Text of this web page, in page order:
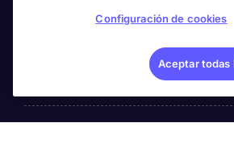
Configuración de cookies
Aceptar todas